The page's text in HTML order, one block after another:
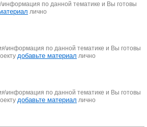
по данной тематике и Вы готовы
лично
по данной тематике и Вы готовы
добавьте материал лично
по данной тематике и Вы готовы
добавьте материал лично